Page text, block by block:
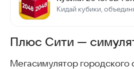
Плюс Сити —
Мегасимулятор городского